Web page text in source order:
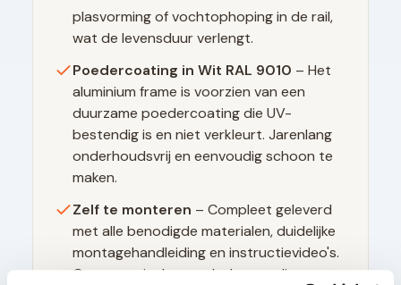
plasvorming of vochtophoping in de rail,
wat de levensduur verlengt.
Poedercoating in Wit RAL 9010 – Het
aluminium frame is voorzien van een
duurzame poedercoating die UV-
bestendig is en niet verkleurt. Jarenlang
onderhoudsvrij en eenvoudig schoon te
maken.
Zelf te monteren – Compleet geleverd
met alle benodigde materialen, duidelijke
montagehandleiding en instructievideo's.
Geen speciaal gereedschap nodig.